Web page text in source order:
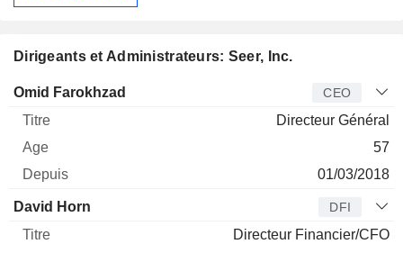
Dirigeants et Administrateurs: Seer, Inc.
Dirigeant Titre Age
Omid Farokhzad CEO
Directeur Général
57
01/03/2018
David Horn DFI
Directeur Financier/CFO